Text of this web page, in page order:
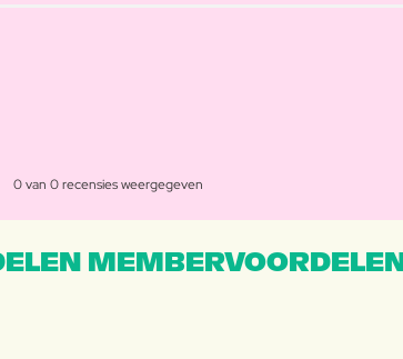
0 van 0 recensies weergegeven